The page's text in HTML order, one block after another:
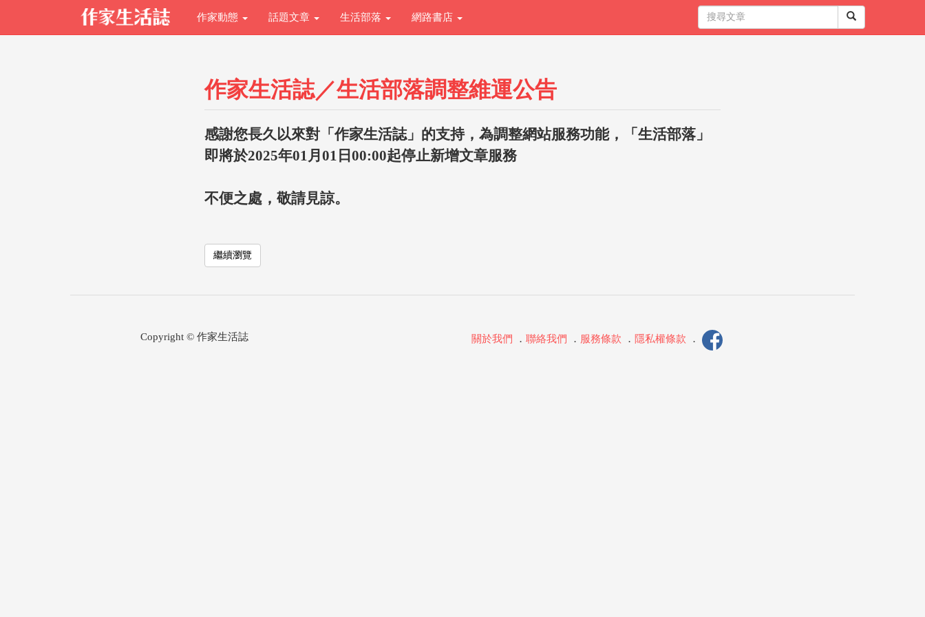
作家動態 話題文章 生活部落 網路書店
作家生活誌／生活部落調整維運公告
感謝您長久以來對「作家生活誌」的支持，為調整網站服務功能，「生活部落」
即將於2025年01月01日00:00起停止新增文章服務
不便之處，敬請見諒。
繼續瀏覽
Copyright © 作家生活誌 關於我們 ． 聯絡我們 ． 服務條款 ． 隱私權條款 ．